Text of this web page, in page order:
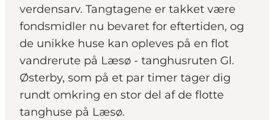
verdensarv. Tangtagene er takket være
fondsmidler nu bevaret for eftertiden, og
de unikke huse kan opleves på en flot
vandrerute på Læsø - tanghusruten Gl.
Østerby, som på et par timer tager dig
rundt omkring en stor del af de flotte
tanghuse på Læsø.